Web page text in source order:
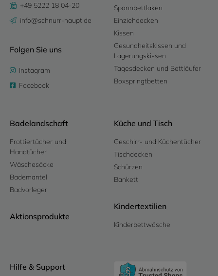
+49 5222 18 04-20
info@schnurr-haupt.de
Folgen Sie uns
Instagram
Facebook
Spannbettlaken
Einziehdecken
Kissen
Gesundheitskissen und
Lagerungskissen
Tagesdecken und Bettläufer
Boxspringtbetten
Badelandschaft
Frottiertücher und
Handtücher
Wäschesäcke
Bademantel
Badvorleger
Aktionsprodukte
Küche und Tisch
Geschirr- und Küchentücher
Tischdecken
Schürzen
Bankett
Kindertextilien
Kinderbettwäsche
Hilfe & Support